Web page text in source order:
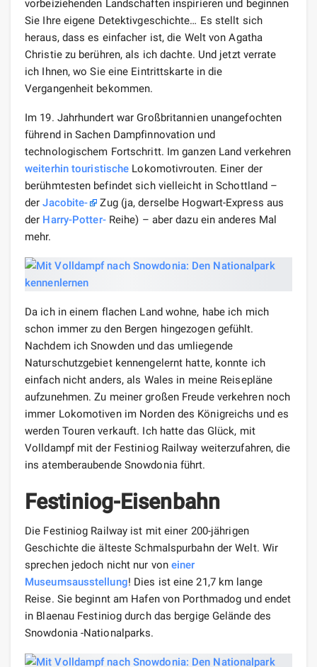
vorbeiziehenden Landschaften inspirieren und beginnen
Sie Ihre eigene Detektivgeschichte… Es stellt sich
heraus, dass es einfacher ist, die Welt von Agatha
Christie zu berühren, als ich dachte. Und jetzt verrate
ich Ihnen, wo Sie eine Eintrittskarte in die
Vergangenheit bekommen.
Im 19. Jahrhundert war Großbritannien unangefochten
führend in Sachen Dampfinnovation und
technologischem Fortschritt. Im ganzen Land verkehren
weiterhin touristische Lokomotivrouten. Einer der
berühmtesten befindet sich vielleicht in Schottland –
derJacobite-
Zug (ja, derselbe Hogwart-Express aus
der Harry-Potter-Reihe) – aber dazu ein anderes Mal
mehr.
Da ich in einem flachen Land wohne, habe ich mich
schon immer zu den Bergen hingezogen gefühlt.
Nachdem ich Snowden und das umliegende
Naturschutzgebiet kennengelernt hatte, konnte ich
einfach nicht anders, als Wales in meine Reisepläne
aufzunehmen. Zu meiner großen Freude verkehren noch
immer Lokomotiven im Norden des Königreichs und es
werden Touren verkauft. Ich hatte das Glück, mit
Volldampf mit der Festiniog Railway weiterzufahren, die
ins atemberaubende Snowdonia führt.
Festiniog-Eisenbahn
Die Festiniog Railway ist mit einer 200-jährigen
Geschichte die älteste Schmalspurbahn der Welt. Wir
sprechen jedoch nicht nur voneiner
Museumsausstellung! Dies ist eine 21,7 km lange
Reise. Sie beginnt am Hafen von Porthmadog und endet
in Blaenau Festiniog durch das bergige Gelände des
Snowdonia -Nationalparks.